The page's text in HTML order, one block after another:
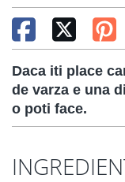
Daca iti place
de varza e una
o poti face.